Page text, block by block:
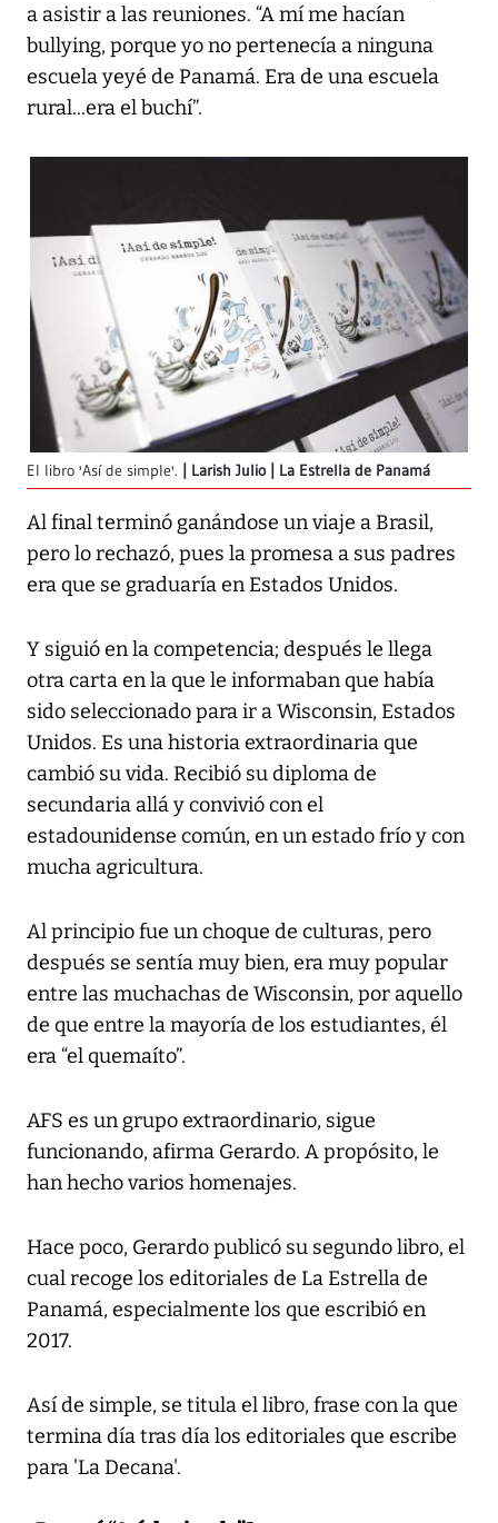
a asistir a las reuniones. “A mí me hacían
bullying, porque yo no pertenecía a ninguna
escuela yeyé de Panamá. Era de una escuela
rural...era el buchí”.
El libro 'Así de simple'. Larish Julio | La Estrella de Panamá
Al final terminó ganándose un viaje a Brasil,
pero lo rechazó, pues la promesa a sus padres
era que se graduaría en Estados Unidos.
Y siguió en la competencia; después le llega
otra carta en la que le informaban que había
sido seleccionado para ir a Wisconsin, Estados
Unidos. Es una historia extraordinaria que
cambió su vida. Recibió su diploma de
secundaria allá y convivió con el
estadounidense común, en un estado frío y con
mucha agricultura.
Al principio fue un choque de culturas, pero
después se sentía muy bien, era muy popular
entre las muchachas de Wisconsin, por aquello
de que entre la mayoría de los estudiantes, él
era “el quemaíto”.
AFS es un grupo extraordinario, sigue
funcionando, afirma Gerardo. A propósito, le
han hecho varios homenajes.
Hace poco, Gerardo publicó su segundo libro, el
cual recoge los editoriales de La Estrella de
Panamá, especialmente los que escribió en
2017.
Así de simple, se titula el libro, frase con la que
termina día tras día los editoriales que escribe
para 'La Decana'.